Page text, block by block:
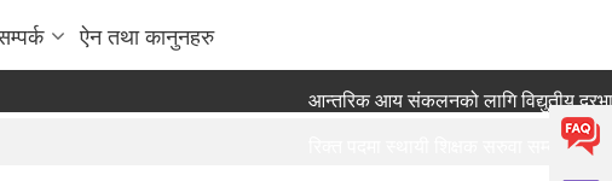
ऐन तथा कानुनहरु
आन्तरिक आय संकलनको लागि विद्युतीय
रिक्त पदमा स्थायी शिक्षक सरुवा सम्बन्धमा ।।।